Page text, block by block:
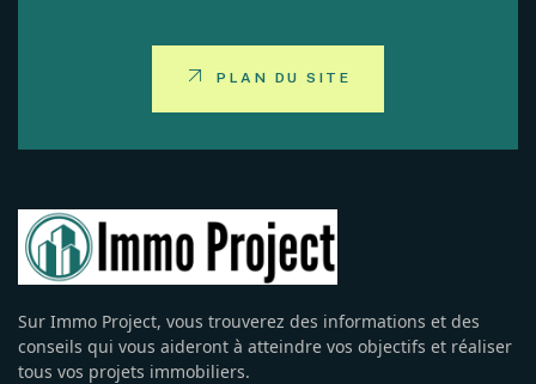
PLAN DU SITE
Sur Immo Project, vous trouverez des informations et des
conseils qui vous aideront à atteindre vos objectifs et réaliser
tous vos projets immobiliers.